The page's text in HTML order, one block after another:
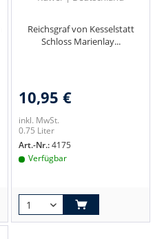
Reichsgraf von Kesselstatt
Schloss Marienlay...
10,95 €
inkl. MwSt.
0.75 Liter
Art.-Nr.:4175
Verfügbar